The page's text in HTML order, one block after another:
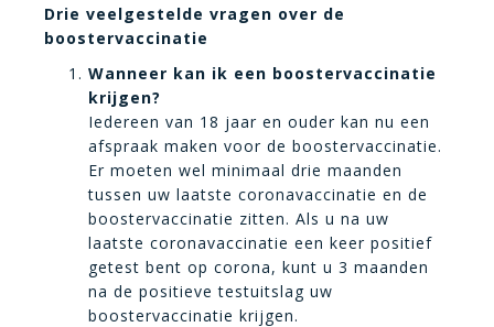
Drie veelgestelde vragen over de
boostervaccinatie
Wanneer kan ik een boostervaccinatie
krijgen?
Iedereen van 18 jaar en ouder kan nu een
afspraak maken voor de boostervaccinatie.
Er moeten wel minimaal drie maanden
tussen uw laatste coronavaccinatie en de
boostervaccinatie zitten. Als u na uw
laatste coronavaccinatie een keer positief
getest bent op corona, kunt u 3 maanden
na de positieve testuitslag uw
boostervaccinatie krijgen.